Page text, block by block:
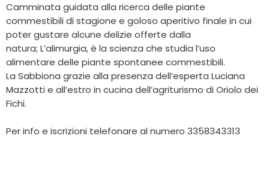
Camminata guidata alla ricerca delle piante
commestibili di stagione e goloso aperitivo finale in cui
poter gustare alcune delizie offerte dalla
natura; L’alimurgia, è la scienza che studia l’uso
alimentare delle piante spontanee commestibili.
La Sabbiona grazie alla presenza dell’esperta Luciana
Mazzotti e all’estro in cucina dell’agriturismo di Oriolo dei
Fichi.
Per info e iscrizioni telefonare al numero 3358343313